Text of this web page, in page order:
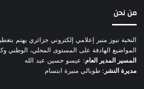
من نحن
النخبة نيوز منبر إعلامي إلكتروني جزائري يهتم
المواضيع الهادفة على المستوى المحلي، الوطني
المسير المدير العام: عيسو حسين عبد الله
مديرة النشر : طوبالي منيرة ابتسام